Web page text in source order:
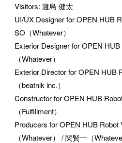
Visitors: 渡島 健太
UI/UX Designer for OPEN HUB
SO（Whatever）
Exterior Designer for OPEN
（Whatever）
Exterior Director for OPEN HUB
（beatnik inc.）
Constructor for OPEN HUB
（Fulfillment）
Producers for OPEN HUB Robot
（Whatever） / 関賢一（